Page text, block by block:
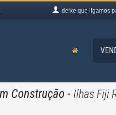
deixe que ligamos
Construção - Ilhas Fiji